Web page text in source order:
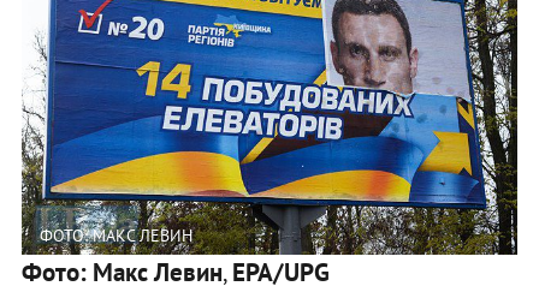
ФОТО: МАКС ЛЕВИН
Фото: Макс Левин,EPA/UPG